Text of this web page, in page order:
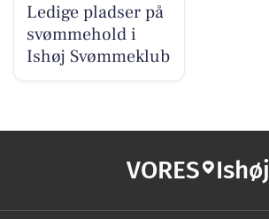
Ledige pladser på
svømmehold i
Ishøj Svømmeklub
VORES Ishøj